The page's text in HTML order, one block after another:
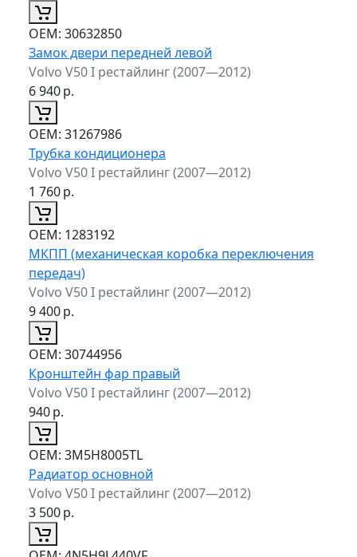
ОЕМ: 30632850
Замок двери передней левой
Volvo V50 I рестайлинг (2007—2012)
6 940р.
ОЕМ: 31267986
Трубка кондиционера
Volvo V50 I рестайлинг (2007—2012)
1 760р.
ОЕМ: 1283192
МКПП (механическая коробка переключения
передач)
Volvo V50 I рестайлинг (2007—2012)
9 400р.
ОЕМ: 30744956
Кронштейн фар правый
Volvo V50 I рестайлинг (2007—2012)
940р.
ОЕМ: 3M5H8005TL
Радиатор основной
Volvo V50 I рестайлинг (2007—2012)
3 500р.